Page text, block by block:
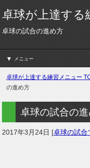
卓球が上達する
卓球の試合の進め方
メニュー
卓球が上達する練習メニュー
の進め方
卓球の試合の
2017年3月24日 [卓球の試合